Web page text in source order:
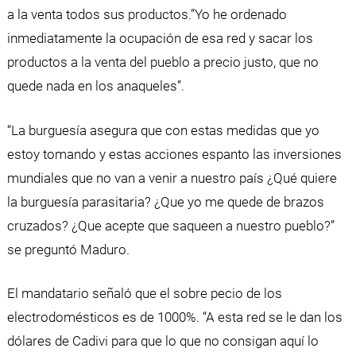
a la venta todos sus productos.”Yo he ordenado
inmediatamente la ocupación de esa red y sacar los
productos a la venta del pueblo a precio justo, que no
quede nada en los anaqueles”.
“La burguesía asegura que con estas medidas que yo
estoy tomando y estas acciones espanto las inversiones
mundiales que no van a venir a nuestro país ¿Qué quiere
la burguesía parasitaria? ¿Que yo me quede de brazos
cruzados? ¿Que acepte que saqueen a nuestro pueblo?”
se preguntó Maduro.
El mandatario señaló que el sobre pecio de los
electrodomésticos es de 1000%. “A esta red se le dan los
dólares de Cadivi para que lo que no consigan aquí lo